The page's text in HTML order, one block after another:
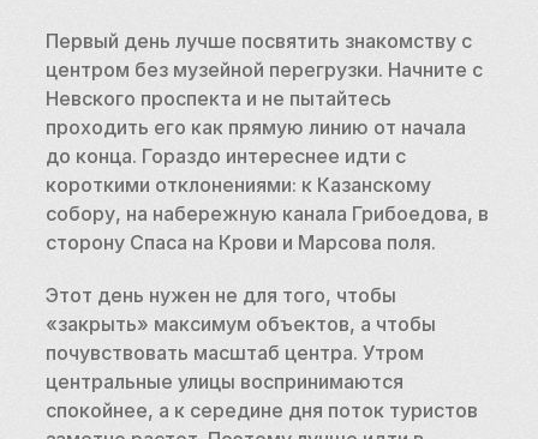
Первый день лучше посвятить знакомству с
центром без музейной перегрузки. Начните с
Невского проспекта и не пытайтесь
проходить его как прямую линию от начала
до конца. Гораздо интереснее идти с
короткими отклонениями: к Казанскому
собору, на набережную канала Грибоедова, в
сторону Спаса на Крови и Марсова поля.
Этот день нужен не для того, чтобы
«закрыть» максимум объектов, а чтобы
почувствовать масштаб центра. Утром
центральные улицы воспринимаются
спокойнее, а к середине дня поток туристов